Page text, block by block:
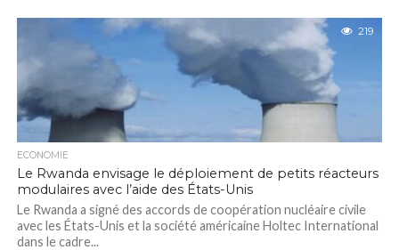
219
ECONOMIE
Le Rwanda envisage le déploiement de petits réacteurs
modulaires avec l’aide des États-Unis
Le Rwanda a signé des accords de coopération nucléaire civile
avec les États-Unis et la société américaine Holtec International
dans le cadre...